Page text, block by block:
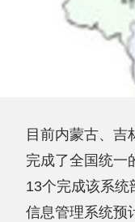
目前内蒙古、吉
完成了全国统一
13个完成该系统
信息管理系统预